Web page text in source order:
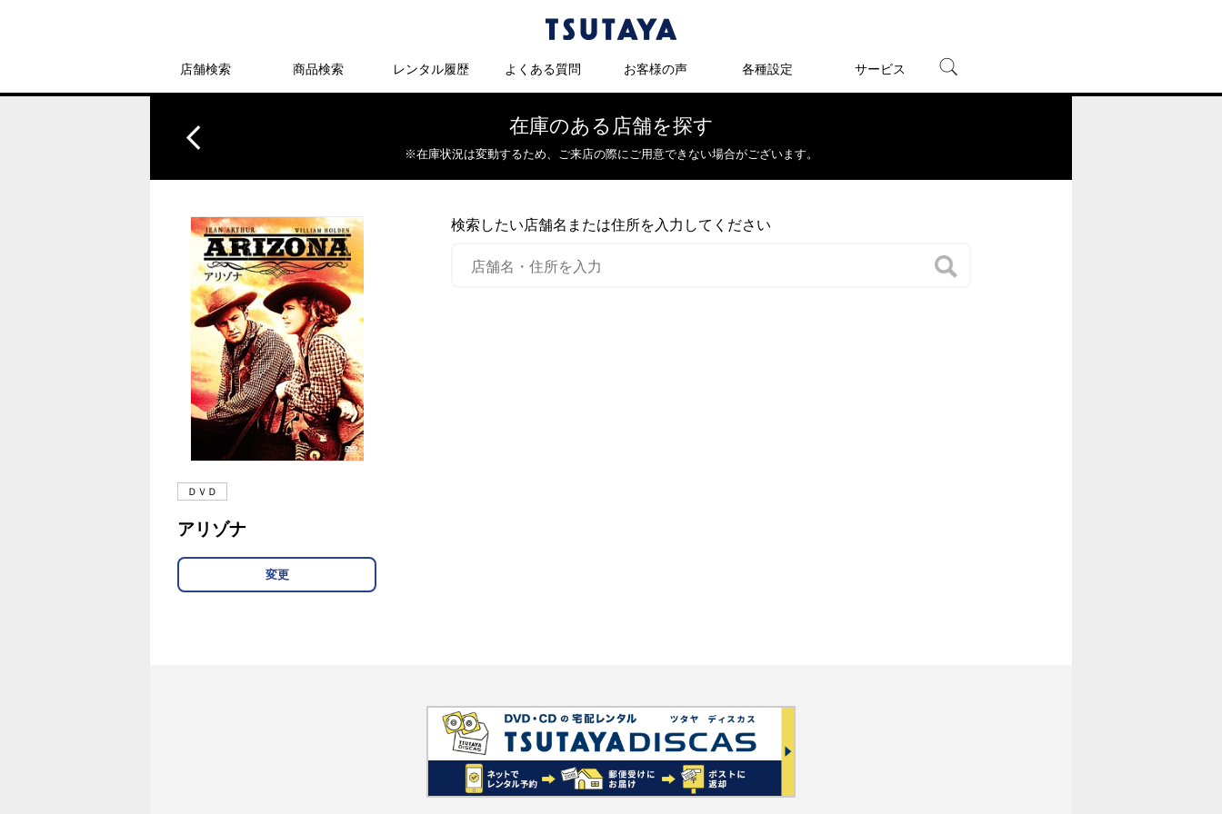
店舗検索 商品検索 レンタル履歴 よくある質問 お客様の声 各種設定 サービス
在庫のある店舗を探す
※在庫状況は変動するため、 ご来店の際にご用意できない場合がございます。
ＤＶＤ
アリゾナ
変更
検索したい店舗名または住所を入力してください